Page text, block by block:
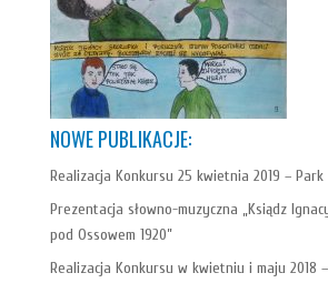
NOWE PUBLIKACJE:
Realizacja Konkursu 25 kwietnia 2019 –
Prezentacja słowno-muzyczna „Ksiądz
pod Ossowem 1920”
Realizacja Konkursu w kwietniu i maju 2018